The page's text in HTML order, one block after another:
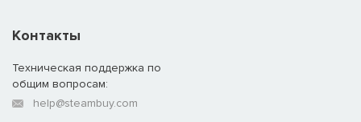
Контакты
Техническая поддержка по
общим вопросам:
help@steambuy.com